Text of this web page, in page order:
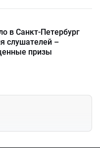
в Санкт-Петербург
слушателей –
призы